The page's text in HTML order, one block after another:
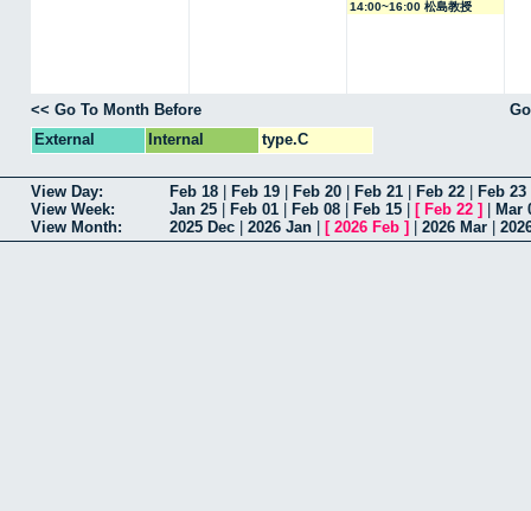
14:00~16:00 松島教授
<< Go To Month Before
External
Internal type.C
View Day: Feb 18 Feb 19 Feb 20 Feb 21 Feb 22 Feb 23
View Week:
Jan 25 Feb 01 Feb 08 Feb 15 [ Feb 22 ]
Mar
View Month:
2025 Dec 2026 Jan [ 2026 Feb ] 2026 Mar